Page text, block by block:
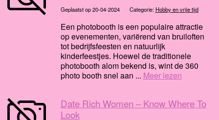
Geplaatst op 20-04-2024 Categorie: Hobby en vrije tijd
Een photobooth is een populaire attractie
op evenementen, variërend van bruiloften
tot bedrijfsfeesten en natuurlijk
kinderfeestjes. Hoewel de traditionele
photobooth alom bekend is, wint de 360
photo booth snel aan ... Meer lezen
Date Rich Women – Know Where To
Look